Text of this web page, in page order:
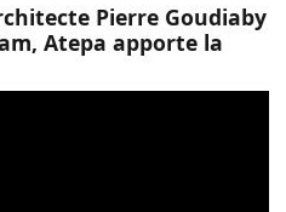
Pierre Goudiaby
Atepa apporte la